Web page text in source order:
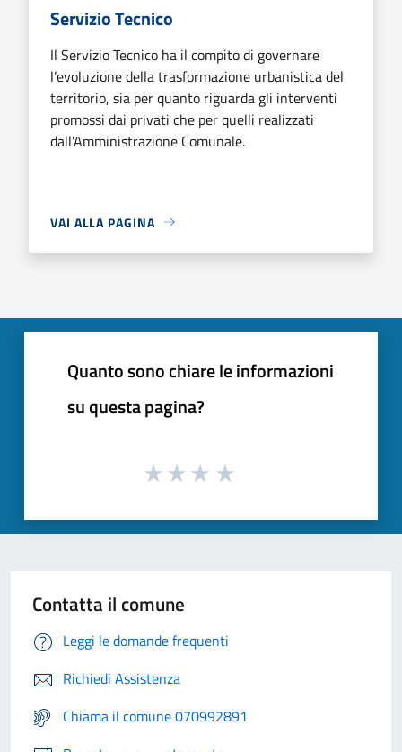
Servizio Tecnico
Il Servizio Tecnico ha il compito di governare
l’evoluzione della trasformazione urbanistica del
territorio, sia per quanto riguarda gli interventi
promossi dai privati che per quelli realizzati
dall’Amministrazione Comunale.
VAI ALLA PAGINA
Quanto sono chiare le informazioni
su questa pagina?
Contatta il comune
Leggi le domande frequenti
Richiedi Assistenza
Chiama il comune 070992891